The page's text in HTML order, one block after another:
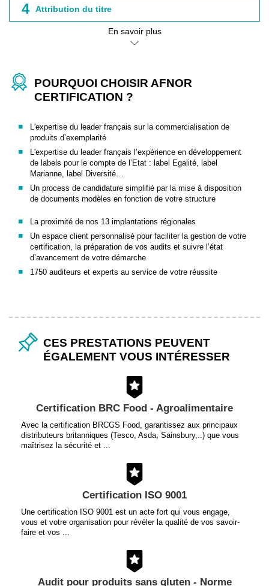
4 Attribution du titre
En savoir plus
POURQUOI CHOISIR AFNOR
CERTIFICATION ?
L'expertise du leader français sur la commercialisation de
produits d’exemplarité
L'expertise du leader français l’expérience en développement
de labels pour le compte de l’Etat : label Egalité, label
Marianne, label Diversité…
Un process de candidature simplifié par la mise à disposition
de documents modèles en fonction de votre structure
La proximité de nos 13 implantations régionales
Un espace client personnalisé pour faciliter la gestion de votre
certification, la préparation de vos audits et suivre l’état
d’avancement de votre démarche
1750 auditeurs et experts au service de votre réussite
CES PRESTATIONS PEUVENT
ÉGALEMENT VOUS INTÉRESSER
Certification BRC Food - Agroalimentaire
Avec la certification BRCGS Food, garantissez aux principaux
distributeurs britanniques (Tesco, Asda, Sainsbury,..) que vous
maîtrisez la sécurité et ...
Certification ISO 9001
Une certification ISO 9001 est un acte fort qui vous engage,
vous et votre organisation pour révéler la qualité de vos savoir-
faire et vos ...
Audit pour produits sans gluten - Norme